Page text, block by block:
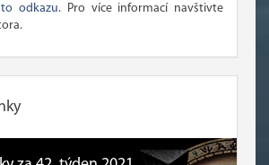
odkazu. Pro více informací navštivte